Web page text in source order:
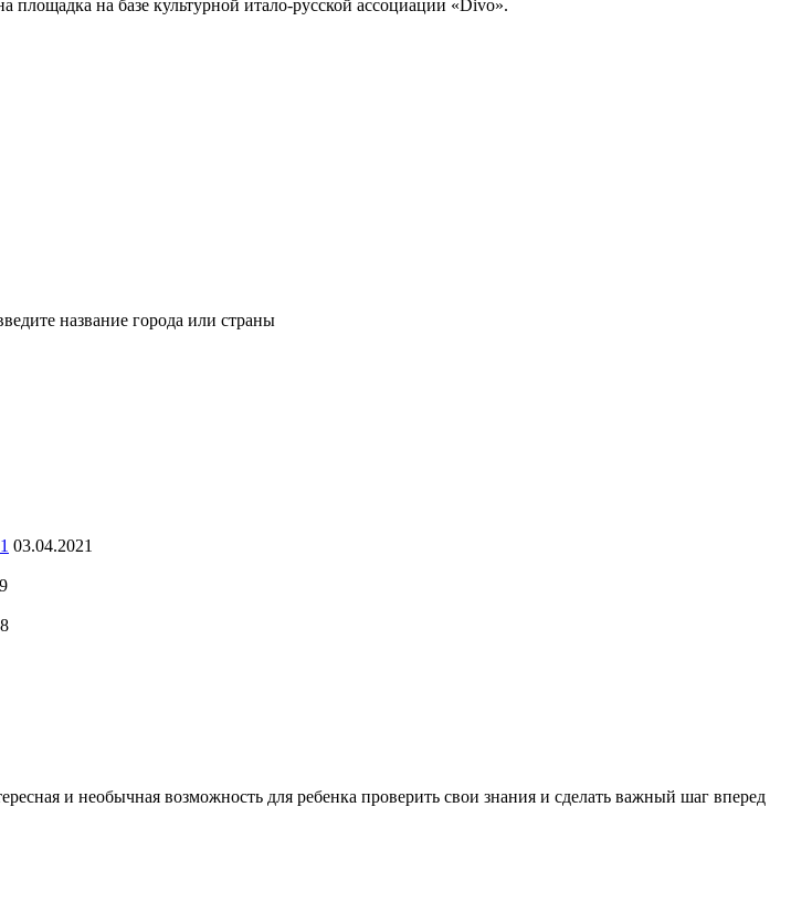
площадка на базе культурной итало-русской ассоциации «Divo».
название города или страны
03.04.2021
и необычная возможность для ребенка проверить свои знания и сделать важный шаг вперед